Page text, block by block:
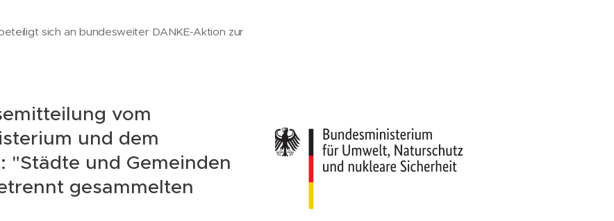
sich an bundesweiter DANKE-Aktion zur
vom
und dem
"Städte und Gemeinden
gesammelten